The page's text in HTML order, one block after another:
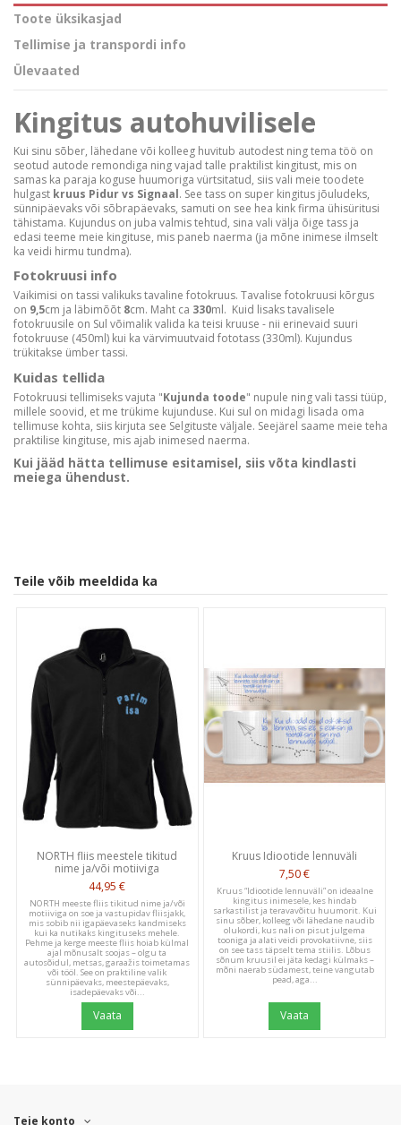
Toote üksikasjad
Tellimise ja transpordi info
Ülevaated
Kingitus autohuvilisele
Kui sinu sõber, lähedane või kolleeg huvitub autodest ning tema töö on
seotud autode remondiga ning vajad talle praktilist kingitust, mis on
samas ka paraja koguse huumoriga vürtsitatud, siis vali meie toodete
hulgast kruus Pidur vs Signaal. See tass on super kingitus jõuludeks,
sünnipäevaks või sõbrapäevaks, samuti on see hea kink firma ühisüritusi
tähistama. Kujundus on juba valmis tehtud, sina vali välja õige tass ja
edasi teeme meie kingituse, mis paneb naerma (ja mõne inimese ilmselt
ka veidi hirmu tundma).
Fotokruusi info
Vaikimisi on tassi valikuks tavaline fotokruus. Tavalise fotokruusi kõrgus
on 9,5cm ja läbimõõt 8cm. Maht ca 330ml. Kuid lisaks tavalisele
fotokruusile on Sul võimalik valida ka teisi kruuse - nii erinevaid suuri
fotokruuse (450ml) kui ka värvimuutvaid fototass (330ml). Kujundus
trükitakse ümber tassi.
Kuidas tellida
Fotokruusi tellimiseks vajuta "Kujunda toode" nupule ning vali tassi tüüp,
millele soovid, et me trükime kujunduse. Kui sul on midagi lisada oma
tellimuse kohta, siis kirjuta see Selgituste väljale. Seejärel saame meie teha
praktilise kingituse, mis ajab inimesed naerma.
Kui jääd hätta tellimuse esitamisel, siis võta kindlasti
meiega ühendust.
Customer Reviews
We’re looking for stars!
Let us know what you think
Be the first to write a
Teile võib meeldida ka
NORTH fliis meestele tikitud
nime ja/või motiiviga
44,95 €
NORTH meeste fliis tikitud nime ja/või
motiiviga on soe ja vastupidav fliisjakk,
mis sobib nii igapäevaseks kandmiseks
kui ka nutikaks kingituseks mehele.
Pehme ja kerge meeste fliis hoiab külmal
ajal mõnusalt soojas – olgu ta
autosõidul, metsas, garaažis toimetamas
või tööl. See on praktiline valik
sünnipäevaks, meestepäevaks,
isadepäevaks või...
Vaata
Kruus Idiootide lennuväli
7,50 €
Kruus “Idiootide lennuväli” on ideaalne
kingitus inimesele, kes hindab
sarkastilist ja teravavõitu huumorit. Kui
sinu sõber, kolleeg või lähedane naudib
olukordi, kus nali on pisut julgema
tooniga ja alati veidi provokatiivne, siis
on see tass täpselt tema stiilis. Lõbus
sõnum kruusil ei jäta kedagi külmaks –
mõni naerab südamest, teine vangutab
pead, aga...
Vaata
Teie konto